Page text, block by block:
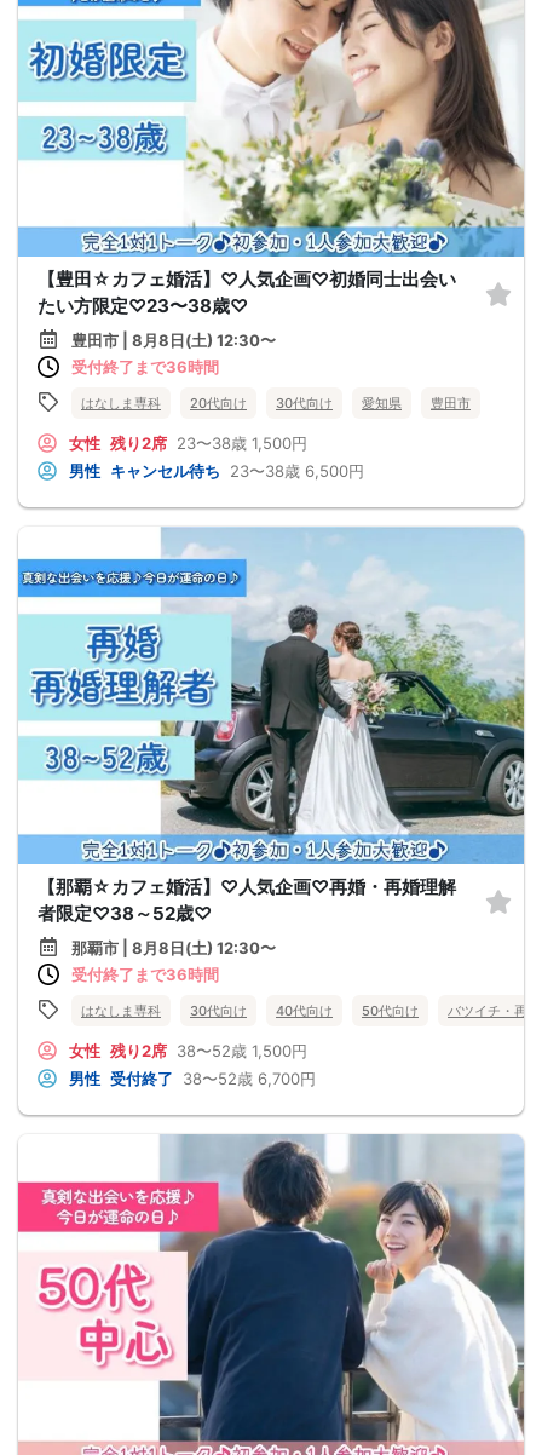
【豊田☆カフェ婚活】♡人気企画♡初婚同士出会い
たい方限定♡23〜38歳♡
豊田市 | 8月8日(土) 12:30〜
受付終了まで36時間
はなしま専科 20代向け 30代向け 愛知県 豊田市
女性 残り2席 23〜38歳 1,500円
男性 キャンセル待ち 23〜38歳 6,500円
【那覇☆カフェ婚活】♡人気企画♡再婚・再婚理解
者限定♡38～52歳♡
那覇市 | 8月8日(土) 12:30〜
受付終了まで36時間
はなしま専科 30代向け 40代向け 50代向け バツイチ・再婚
女性 残り2席 38〜52歳 1,500円
男性 受付終了 38〜52歳 6,700円